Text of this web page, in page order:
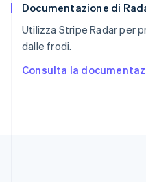
Documentazione di
Utilizza Stripe Radar per
dalle frodi.
Consulta la
Slovenia
Spagna
Español
English Español简体中文